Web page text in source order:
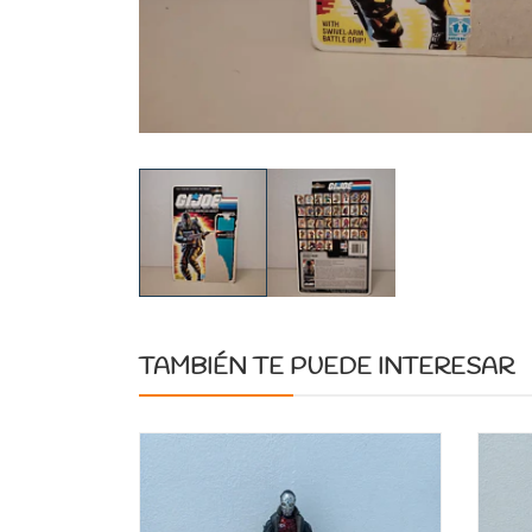
TAMBIÉN TE PUEDE INTERESAR